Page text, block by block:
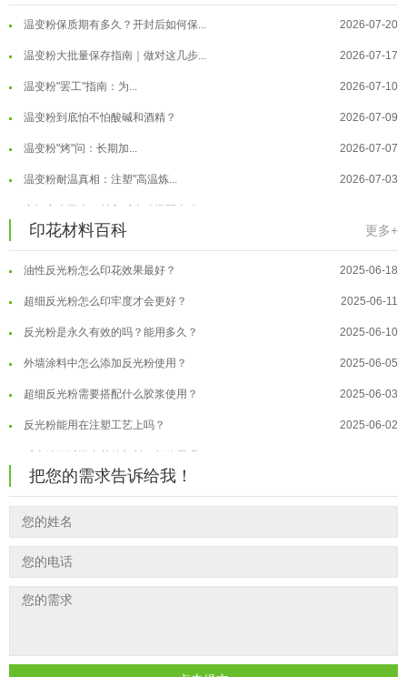
温变粉保质期有多久？开封后如何保... 2026-07-20
温变粉大批量保存指南｜做对这几步... 2026-07-17
温变粉"罢工"指南：为... 2026-07-10
温变粉到底怕不怕酸碱和酒精？ 2026-07-09
温变粉"烤"问：长期加... 2026-07-07
温变粉耐温真相：注塑"高温炼... 2026-07-03
夜间安全卫士：丝印反光粉搭配全攻...
温变粉可以做防伪标签、温变防伪吗... 2026-08-05
温变粉适合做热变还是冷变？ 2026-08-04
温变粉注塑后表面翻车？粗糙、颗粒... 2026-07-28
温变粉保质期有多久？开封后如何保... 2026-07-20
温变粉大批量保存指南｜做对这几步... 2026-07-17
温变粉"罢工"指南：为... 2026-07-10
温变粉到底怕不怕酸碱和酒精？ 2026-07-09
温变粉"烤"问：长期加...
温变粉耐温真相：注塑"高温炼...
夜间安全卫士：丝印反光粉搭配全攻...
印花材料百科 更多+
温变粉丝印到底用多少目网版？这篇...
反光粉太久不用结块要怎么处理？
印花温变粉最适合用在什么行业上呢... 2025-06-20
油性反光粉怎么印花效果最好？ 2025-06-18
超细反光粉怎么印牢度才会更好？ 2025-06-11
反光粉是永久有效的吗？能用多久？ 2025-06-10
外墙涂料中怎么添加反光粉使用？ 2025-06-05
超细反光粉需要搭配什么胶浆使用？ 2025-06-03
反光粉能用在注塑工艺上吗？ 2025-06-02
反光粉可以混合其他颜料一起使用吗...
温变粉丝印到底用多少目网版？这篇...
超细反光粉怎么印牢度才会更好？
外墙涂料中怎么添加反光粉使用？ 2025-06-05
把您的需求告诉给我！